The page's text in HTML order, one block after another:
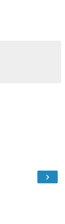
›